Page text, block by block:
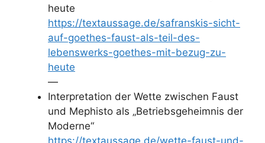
heute
https://textaussage.de/safranskis-sicht-
auf-goethes-faust-als-teil-des-
lebenswerks-goethes-mit-bezug-zu-
heute
—
Interpretation der Wette zwischen Faust
und Mephisto als „Betriebsgeheimnis der
Moderne“
https://textaussage.de/wette-faust-und-